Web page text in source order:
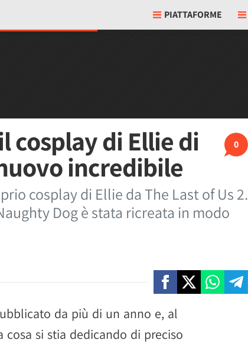
PIATTAFORME
0
cosplay di Ellie di
incredibile
cosplay di Ellie da The Last of Us 2.
Dog è stata ricreata in modo
da più di un anno e, al
si stia dedicando di preciso